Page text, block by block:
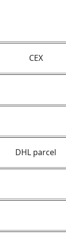
CEX
DHL parcel